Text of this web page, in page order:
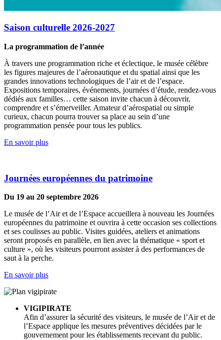
Saison culturelle 2026-2027
La programmation de l’année
À travers une programmation riche et éclectique, le musée célèbre
les figures majeures de l’aéronautique et du spatial ainsi que les
grandes innovations technologiques de l’air et de l’espace.
Expositions temporaires, événements, journées d’étude, rendez-vous
dédiés aux familles… cette saison invite chacun à découvrir,
comprendre et s’émerveiller. Amateur d’aérospatial ou simple
curieux, chacun pourra trouver sa place au sein d’une
programmation pensée pour tous les publics.
En savoir plus
Journées européennes du patrimoine
Du 19 au 20 septembre 2026
Le musée de l’Air et de l’Espace accueillera à nouveau les Journées
européennes du patrimoine et ouvrira à cette occasion ses collections
et ses coulisses au public. Visites guidées, ateliers et animations
seront proposés en parallèle, en lien avec la thématique « sport et
culture », où les visiteurs pourront assister à des performances de
saut à la perche.
En savoir plus
VIGIPIRATE
Afin d’assurer la sécurité des visiteurs, le musée de l’Air et de
l’Espace applique les mesures préventives décidées par le
gouvernement pour les établissements recevant du public.